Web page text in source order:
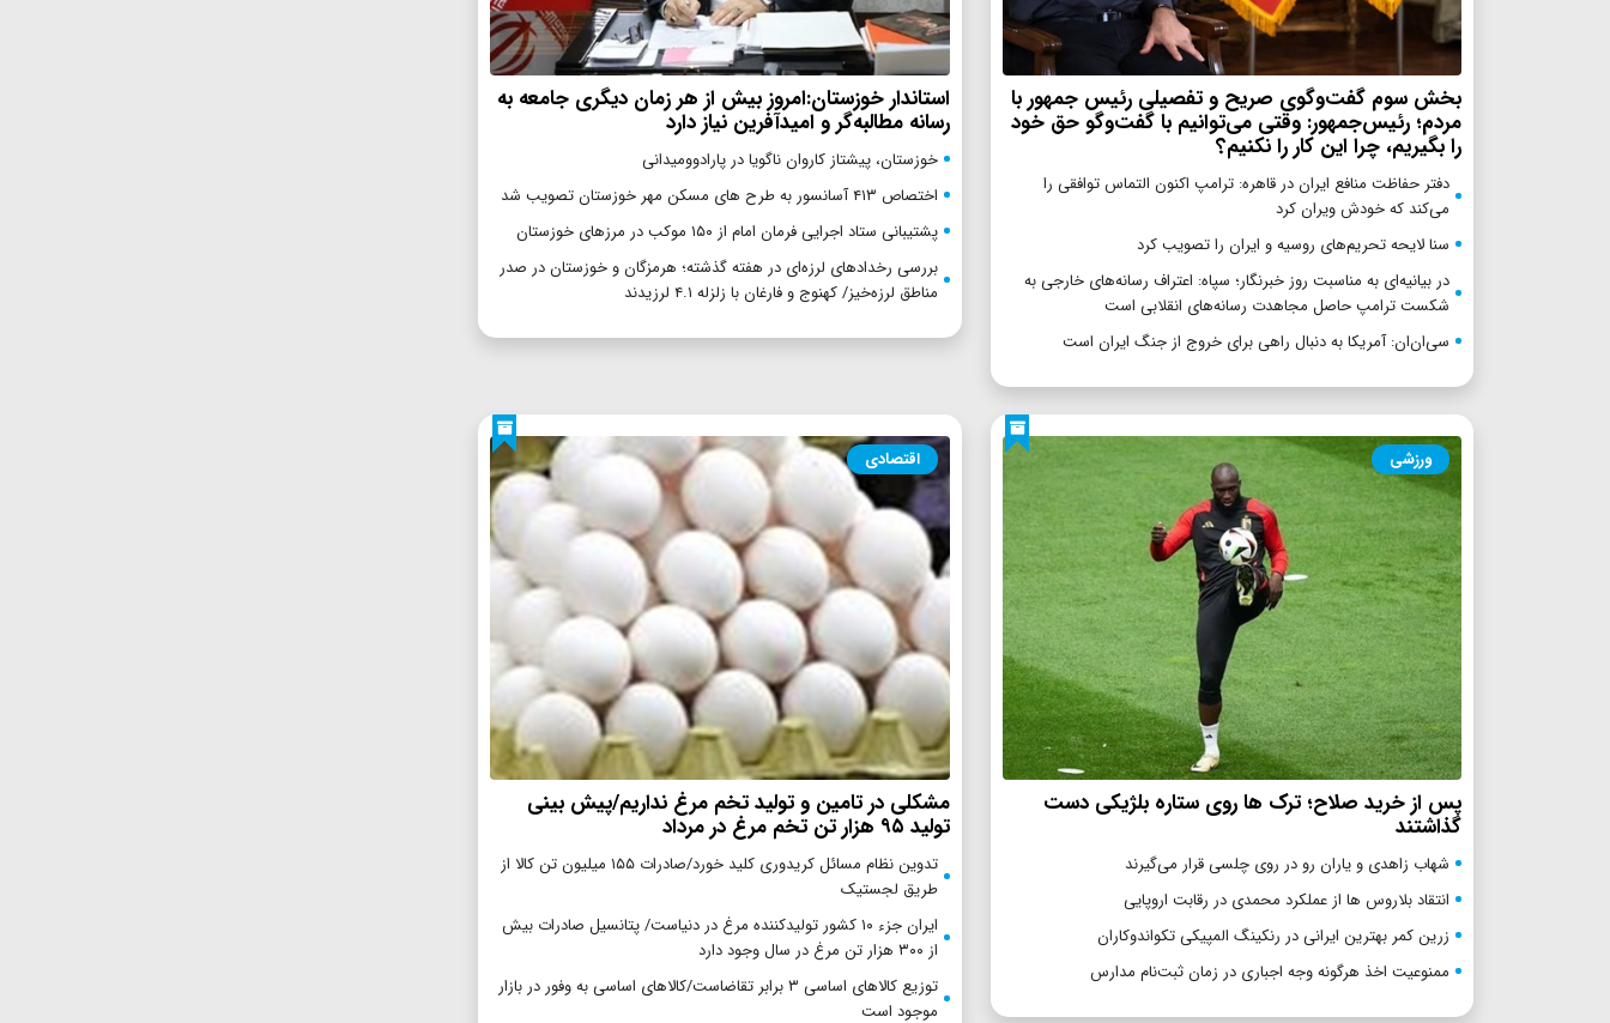
بخش سوم گفت‌وگوی صریح و تفصیلی رئیس جمهور با
مردم؛ رئیس‌جمهور: وقتی می‌توانیم با گفت‌وگو حق خود
را بگیریم، چرا این کار را نکنیم؟
دفتر حفاظت منافع ایران در قاهره: ترامپ اکنون التماس توافقی را
می‌کند که خودش ویران کرد
سنا لایحه تحریم‌های روسیه و ایران را تصویب کرد
در بیانیه‌ای به مناسبت روز خبرنگار؛ سپاه: اعتراف رسانه‌های خارجی به
شکست ترامپ حاصل مجاهدت رسانه‌های انقلابی است
سی‌ان‌ان: آمریکا به دنبال راهی برای خروج از جنگ ایران است
استاندار خوزستان:امروز بیش از هر زمان دیگری جامعه به
رسانه مطالبه‌گر و امیدآفرین نیاز دارد
خوزستان، پیشتاز کاروان ناگویا در پارادوومیدانی
اختصاص ۴۱۳ آسانسور به طرح های مسکن مهر خوزستان تصویب شد
پشتیبانی ستاد اجرایی فرمان امام از ۱۵۰ موکب در مرزهای خوزستان
بررسی رخدادهای لرزه‌ای در هفته گذشته؛ هرمزگان و خوزستان در صدر
مناطق لرزه‌خیز/ کهنوج و فارغان با زلزله ۴.۱ لرزیدند
ورزشی
پس از خرید صلاح؛ ترک ها روی ستاره بلژیکی دست
گذاشتند
شهاب زاهدی و یاران رو در روی چلسی قرار می‌گیرند
انتقاد بلاروس ها از عملکرد محمدی در رقابت اروپایی
زرین کمر بهترین ایرانی در رنکینگ المپیکی تکواندوکاران
ممنوعیت اخذ هرگونه وجه اجباری در زمان ثبت‌نام مدارس
اقتصادی
مشکلی در تامین و تولید تخم مرغ نداریم/پیش بینی
تولید ۹۵ هزار تن تخم مرغ در مرداد
تدوین نظام مسائل کریدوری کلید خورد/صادرات ۱۵۵ میلیون تن کالا از
طریق لجستیک
ایران جزء ۱۰ کشور تولیدکننده مرغ در دنیاست/ پتانسیل صادرات بیش
از ۳۰۰ هزار تن مرغ در سال وجود دارد
توزیع کالاهای اساسی ۳ برابر تقاضاست/کالاهای اساسی به وفور در بازار
موجود است